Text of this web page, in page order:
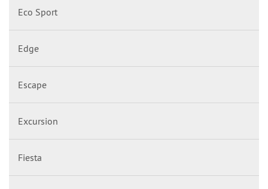
Eco Sport
Edge
Escape
Excursion
Fiesta